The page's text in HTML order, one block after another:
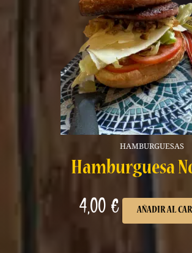
HAMBURGUESAS
Hamburguesa
4,00 € AÑADIR AL